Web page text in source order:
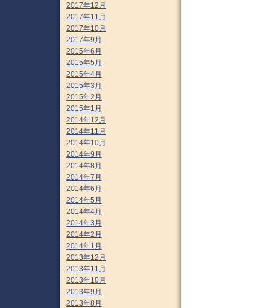
2017年12月
2017年11月
2017年10月
2017年9月
2015年6月
2015年5月
2015年4月
2015年3月
2015年2月
2015年1月
2014年12月
2014年11月
2014年10月
2014年9月
2014年8月
2014年7月
2014年6月
2014年5月
2014年4月
2014年3月
2014年2月
2014年1月
2013年12月
2013年11月
2013年10月
2013年9月
2013年8月